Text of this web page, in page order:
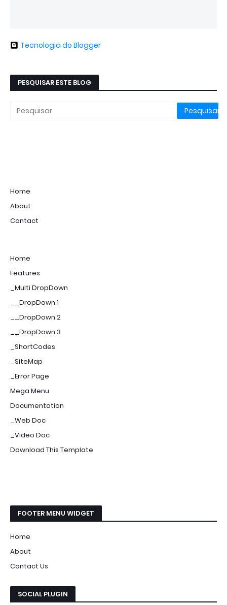
Tecnologia do Blogger
PESQUISAR ESTE BLOG
Home
About
Contact
Home
Features
_Multi DropDown
__DropDown 1
__DropDown 2
__DropDown 3
_ShortCodes
_SiteMap
_Error Page
Mega Menu
Documentation
_Web Doc
_Video Doc
Download This Template
FOOTER MENU WIDGET
Home
About
Contact Us
SOCIAL PLUGIN